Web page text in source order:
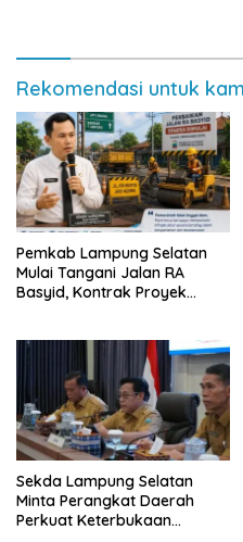
Rekomendasi untuk
Pemkab Lampung Selatan
Mulai Tangani Jalan RA
Basyid, Kontrak Proyek
Sekda Lampung Selatan
Minta Perangkat Daerah
Perkuat Keterbukaan